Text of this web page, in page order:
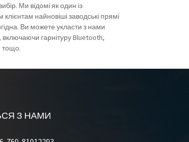
Ми відомі як один із
найновіші заводські прямі
Ви можете укласти з нами
гарнітуру Bluetooth,
тощо.
З НАМИ